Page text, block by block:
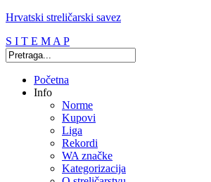
Hrvatski streličarski savez
S I T E M A P
Početna
Info
Norme
Kupovi
Liga
Rekordi
WA značke
Kategorizacija